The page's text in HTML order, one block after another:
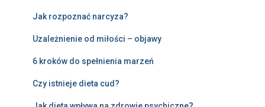
Jak rozpoznać narcyza?
Uzależnienie od miłości – objawy
6 kroków do spełnienia marzeń
Czy istnieje dieta cud?